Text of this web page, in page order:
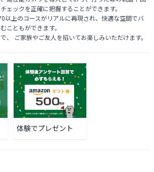
ェックを正確に把握することができます。
以上のコースがリアルに再現され、快適な空間でバ
こともができます。
、 ご家族やご友人を招いてお楽しみいただけます。
体験でプレゼント